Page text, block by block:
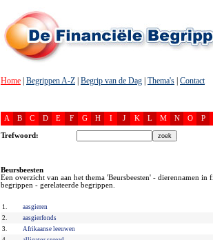
Home Begrippen A-Z Begrip van de Dag Thema's Contact
A B C D E F G H I J K L M N O P
Trefwoord:
Beursbeesten
Een overzicht van aan het thema 'Beursbeesten' - dierennamen in
begrippen - gerelateerde begrippen.
1.
aasgieren
2.
aasgierfonds
3.
Afrikaanse leeuwen